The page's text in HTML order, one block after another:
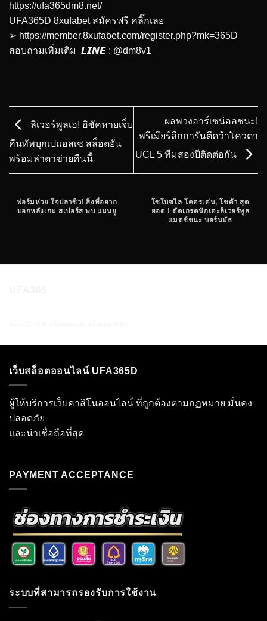
https://ufa365dm8.net/
UFA365D 8xufabet สมัครฟรี คลิ๊กเลย
➢ https://member.8xufabet.com/register.php?mk=365D
สอบถามเพิ่มเติม 𝙇𝙄𝙉𝙀 : @dm8v1
ลิเวอร์พูลเฮ! อิซัคหายเจ็บ
คืนทัพบุกเปแอสเช สล็อตยัน
พร้อมล่าตาข่ายคืนนี้
ผลพวงอาร์เซน่อลชนะ!
พรีเมียร์ลีกการันตีคว้าโควตา
UCL 5 ทีมสองปีติดต่อกัน
ฟอร์มห่วย ใจปลาซิว! สิ่งที่อยาก
บอกหลังเกม สเปอร์ส พบ แมนยู
โซโบซไล โคตรเด่น, โชต้า สุด
ยอด ! ตัดเกรดนักเตะลิเวอร์พูล
แมตช์ชนะ บอร์นมัธ
เว็บสล็อตออนไลน์ UFA365D
ผู้ให้บริการเว็บคาสิโนออนไลน์ ที่ถูกต้องตามกฏหมาย มั่นคง
ปลอดภัย
และน่าเชื่อถือที่สุด
PAYMENT ACCEPTANCE
ระบบที่สามารถรองรับการใช้งาน